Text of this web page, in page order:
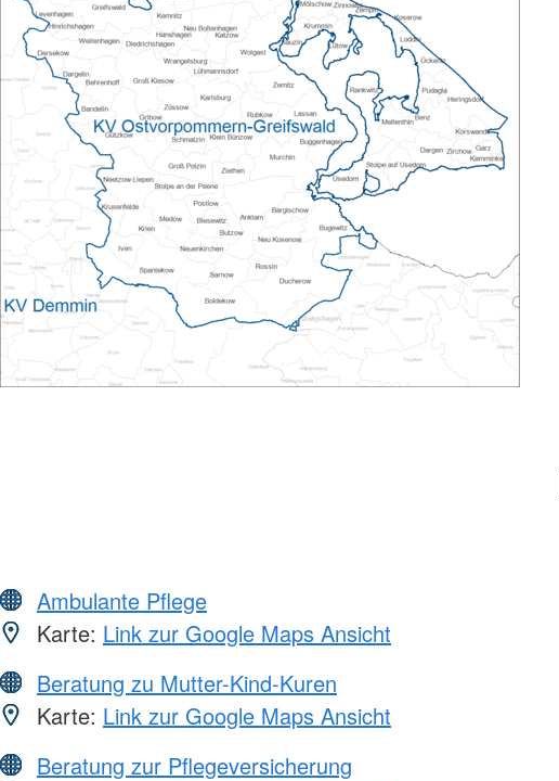
Ambulante Pflege
Karte: Link zur Google Maps Ansicht
Beratung zu Mutter-Kind-Kuren
Karte: Link zur Google Maps Ansicht
Beratung zur Pflegeversicherung